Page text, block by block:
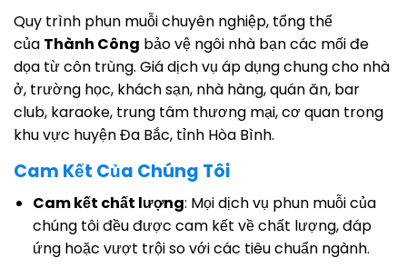
Quy trình phun muỗi chuyên nghiệp, tổng thể
của Thành Công bảo vệ ngôi nhà bạn các mối đe
dọa từ côn trùng. Giá dịch vụ áp dụng chung cho nhà
ở, trường học, khách sạn, nhà hàng, quán ăn, bar
club, karaoke, trung tâm thương mại, cơ quan trong
khu vực huyện Đa Bắc, tỉnh Hòa Bình.
Cam Kết Của Chúng Tôi
Cam kết chất lượng: Mọi dịch vụ phun muỗi của
chúng tôi đều được cam kết về chất lượng, đáp
ứng hoặc vượt trội so với các tiêu chuẩn ngành.